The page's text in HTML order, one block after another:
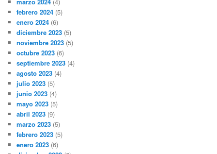
febrero 2024 (5)
enero 2024 (6)
diciembre 2023 (5)
noviembre 2023 (5)
octubre 2023 (6)
septiembre 2023 (4)
agosto 2023 (4)
julio 2023 (5)
junio 2023 (4)
mayo 2023 (5)
abril 2023 (9)
marzo 2023 (5)
febrero 2023 (5)
enero 2023 (6)